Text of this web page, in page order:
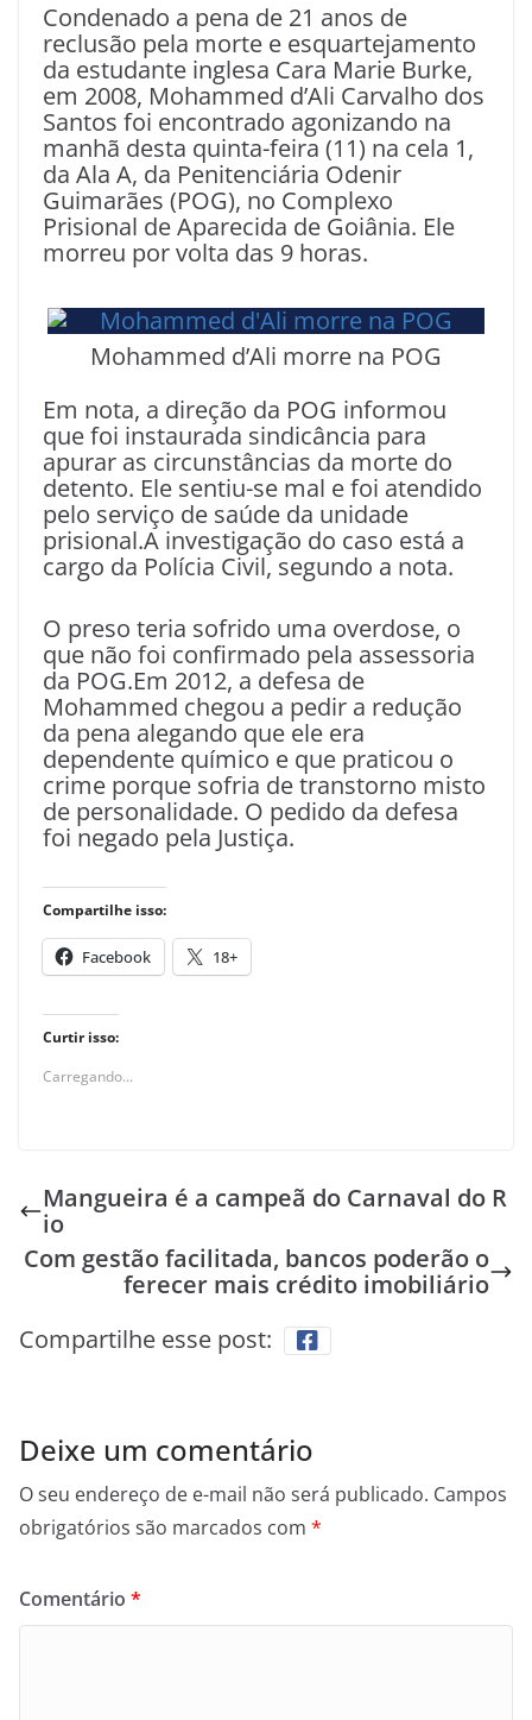
Condenado a pena de 21 anos de
reclusão pela morte e esquartejamento
da estudante inglesa Cara Marie Burke,
em 2008, Mohammed d’Ali Carvalho dos
Santos foi encontrado agonizando na
manhã desta quinta-feira (11) na cela 1,
da Ala A, da Penitenciária Odenir
Guimarães (POG), no Complexo
Prisional de Aparecida de Goiânia. Ele
morreu por volta das 9 horas.
Mohammed d’Ali morre na POG
Em nota, a direção da POG informou
que foi instaurada sindicância para
apurar as circunstâncias da morte do
detento. Ele sentiu-se mal e foi atendido
pelo serviço de saúde da unidade
prisional.A investigação do caso está a
cargo da Polícia Civil, segundo a nota.
O preso teria sofrido uma overdose, o
que não foi confirmado pela assessoria
da POG.Em 2012, a defesa de
Mohammed chegou a pedir a redução
da pena alegando que ele era
dependente químico e que praticou o
crime porque sofria de transtorno misto
de personalidade. O pedido da defesa
foi negado pela Justiça.
Compartilhe isso:
Facebook 18+
Curtir isso:
Carregando...
Mangueira é a campeã do Carnaval do R
io
Com gestão facilitada, bancos poderão o
ferecer mais crédito imobiliário
Compartilhe esse post:
Deixe um comentário
O seu endereço de e-mail não será publicado. Campos
obrigatórios são marcados com *
Comentário *